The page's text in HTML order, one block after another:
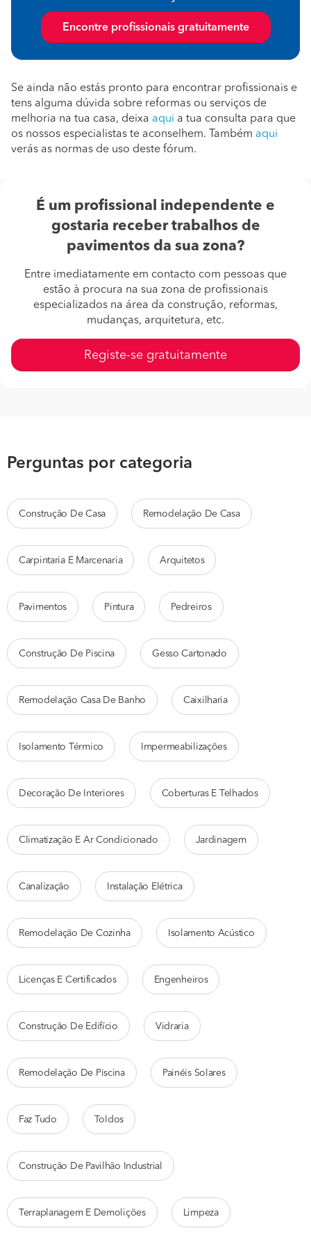
Encontre profissionais gratuitamente
Se ainda não estás pronto para encontrar profissionais e
tens alguma dúvida sobre reformas ou serviços de
melhoria na tua casa, deixa aqui a tua consulta para que
os nossos especialistas te aconselhem. Também aqui
verás as normas de uso deste fórum.
É um profissional independente e
gostaria receber trabalhos de
pavimentos da sua zona?
Entre imediatamente em contacto com pessoas que
estão à procura na sua zona de profissionais
especializados na área da construção, reformas,
mudanças, arquitetura, etc.
Registe-se gratuitamente
Perguntas por categoria
Construção De Casa Remodelação De Casa
Carpintaria E Marcenaria Arquitetos
Pavimentos Pintura Pedreiros
Construção De Piscina Gesso Cartonado
Remodelação Casa De Banho Caixilharia
Isolamento Térmico Impermeabilizações
Decoração De Interiores Coberturas E Telhados
Climatização E Ar Condicionado Jardinagem
Canalização Instalação Elétrica
Remodelação De Cozinha Isolamento Acústico
Licenças E Certificados Engenheiros
Construção De Edifício Vidraria
Remodelação De Piscina Painéis Solares
Faz Tudo Toldos
Construção De Pavilhão Industrial
Terraplanagem E Demolições Limpeza